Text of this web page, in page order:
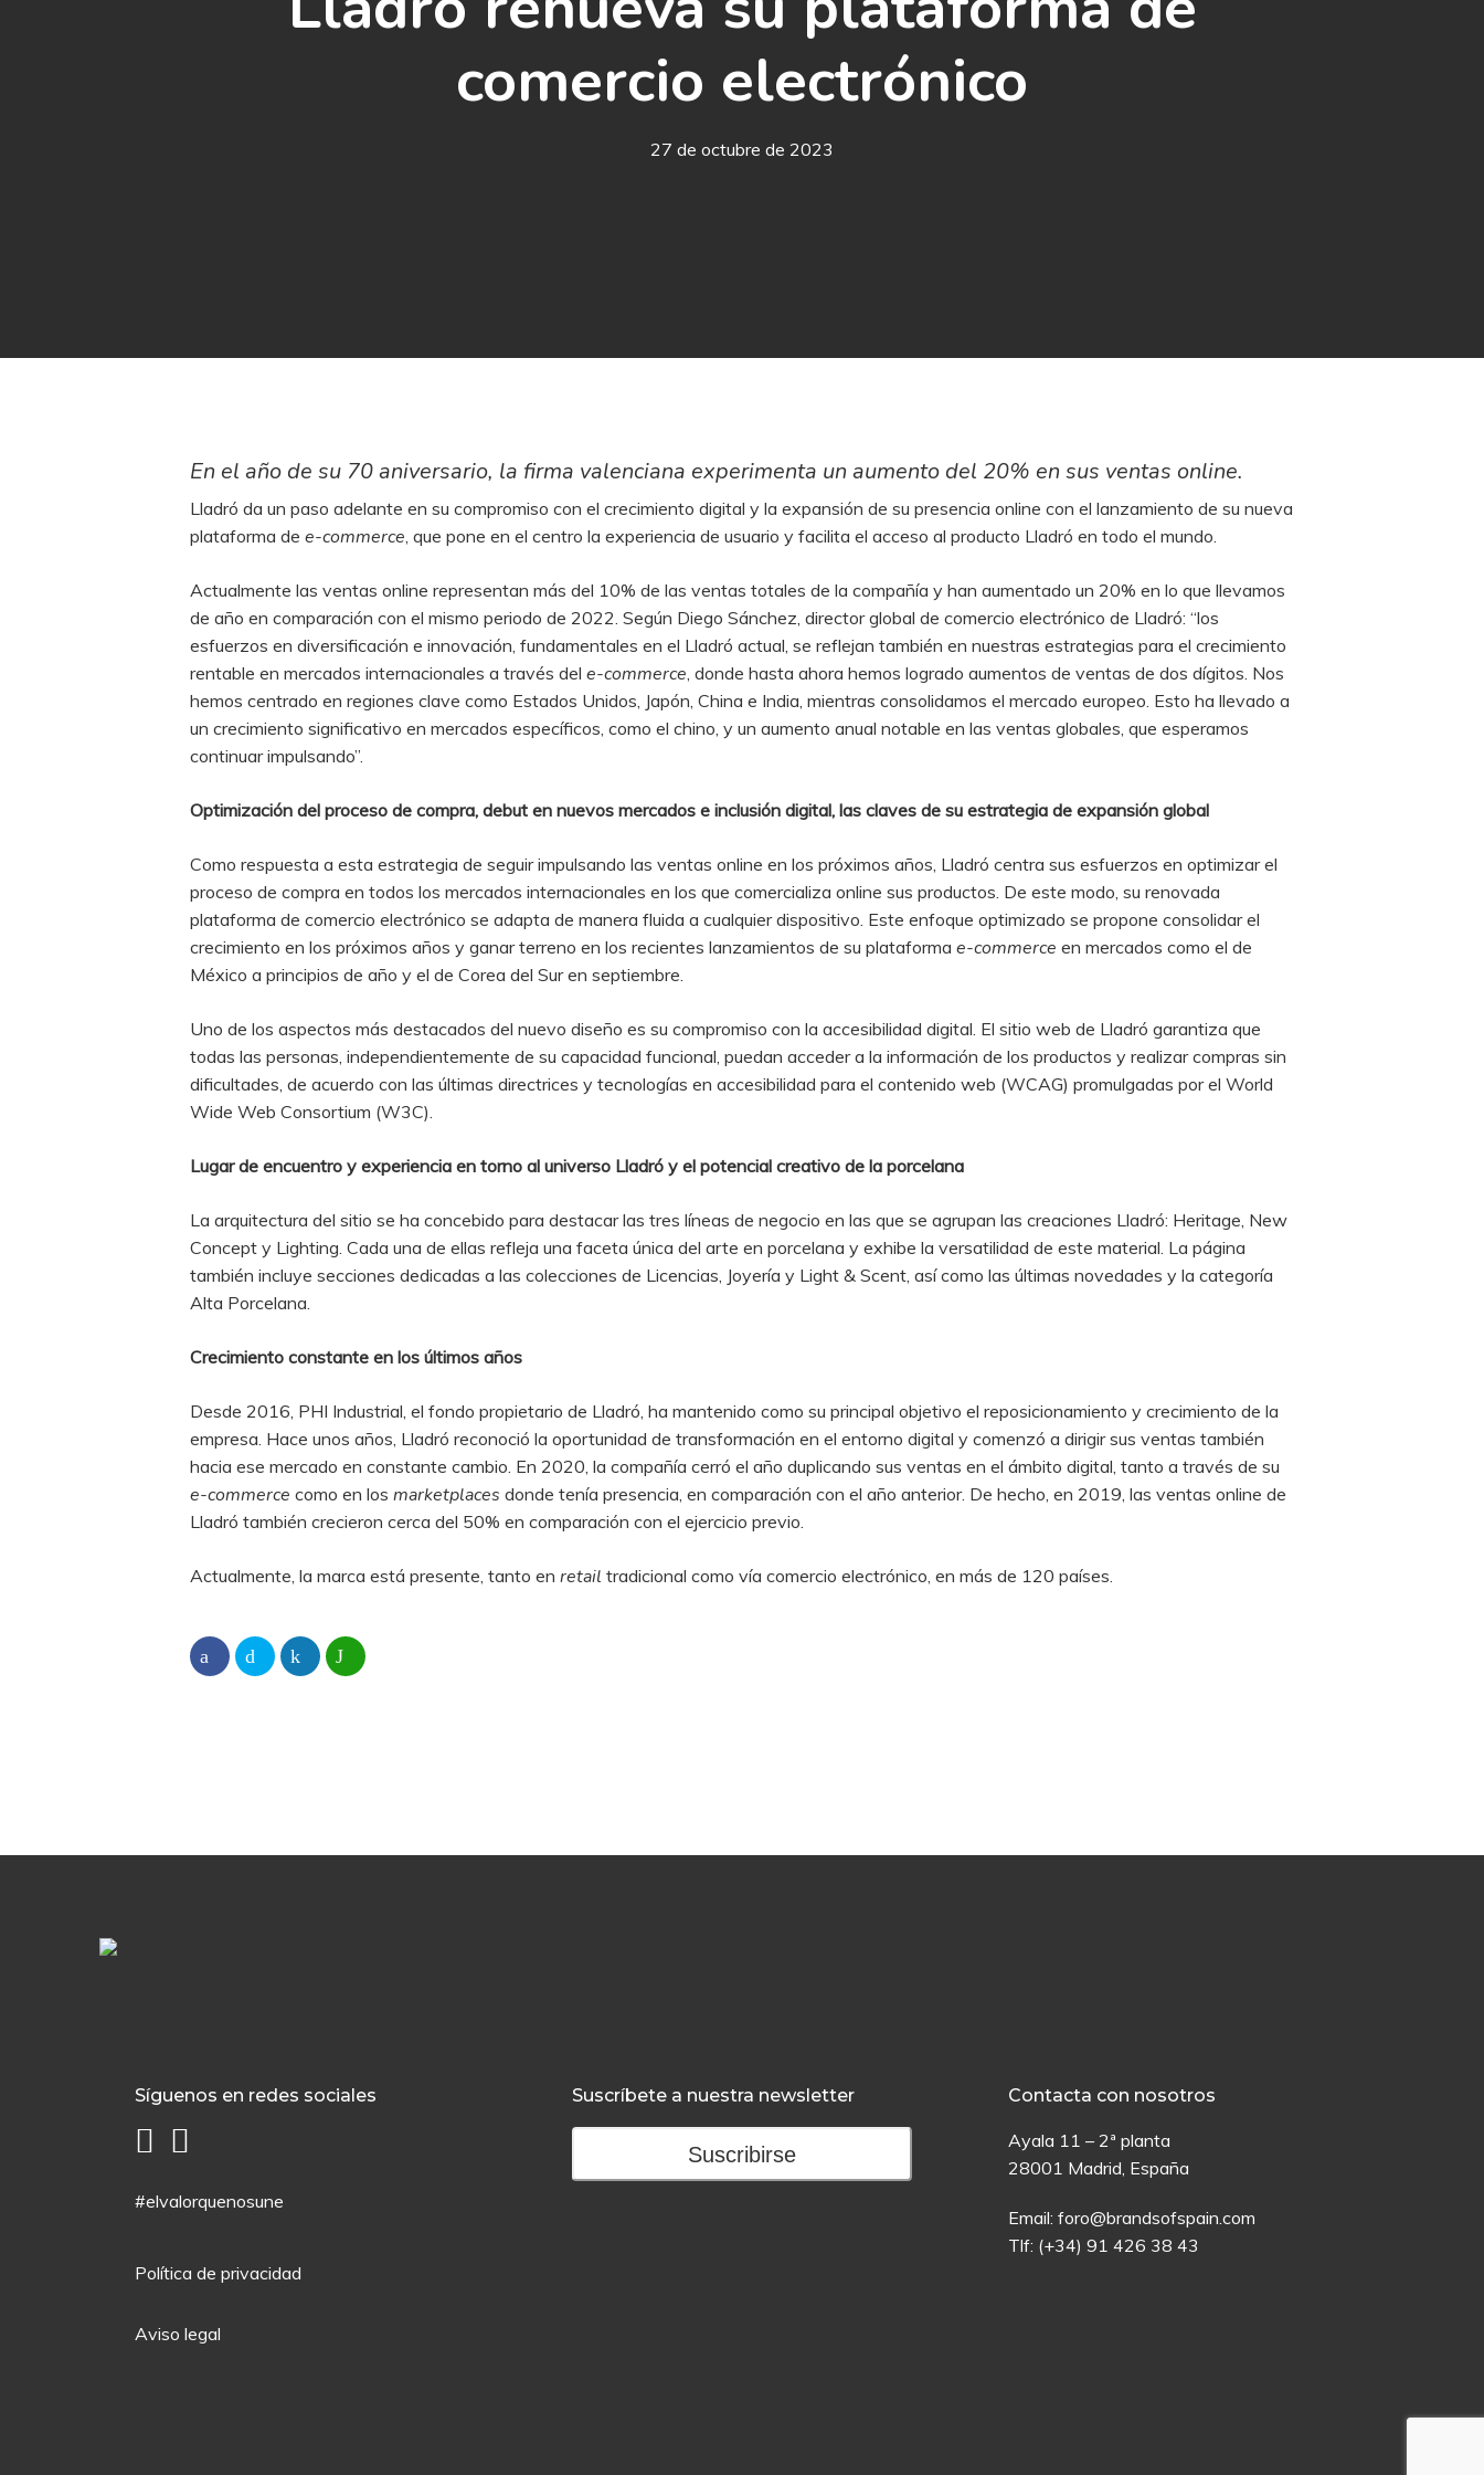
comercio electrónico
27 de octubre de 2023
En el año de su 70 aniversario, la firma valenciana experimenta un aumento del 20% en sus ventas online.
Lladró da un paso adelante en su compromiso con el crecimiento digital y la expansión de su presencia online con el lanzamiento de su nueva
plataforma de e-commerce, que pone en el centro la experiencia de usuario y facilita el acceso al producto Lladró en todo el mundo.
Actualmente las ventas online representan más del 10% de las ventas totales de la compañía y han aumentado un 20% en lo que llevamos
de año en comparación con el mismo periodo de 2022. Según Diego Sánchez, director global de comercio electrónico de Lladró: “los
esfuerzos en diversificación e innovación, fundamentales en el Lladró actual, se reflejan también en nuestras estrategias para el crecimiento
rentable en mercados internacionales a través del e-commerce, donde hasta ahora hemos logrado aumentos de ventas de dos dígitos. Nos
hemos centrado en regiones clave como Estados Unidos, Japón, China e India, mientras consolidamos el mercado europeo. Esto ha llevado a
un crecimiento significativo en mercados específicos, como el chino, y un aumento anual notable en las ventas globales, que esperamos
continuar impulsando”.
Optimización del proceso de compra, debut en nuevos mercados e inclusión digital, las claves de su estrategia de expansión global
Como respuesta a esta estrategia de seguir impulsando las ventas online en los próximos años, Lladró centra sus esfuerzos en optimizar el
proceso de compra en todos los mercados internacionales en los que comercializa online sus productos. De este modo, su renovada
plataforma de comercio electrónico se adapta de manera fluida a cualquier dispositivo. Este enfoque optimizado se propone consolidar el
crecimiento en los próximos años y ganar terreno en los recientes lanzamientos de su plataforma e-commerce en mercados como el de
México a principios de año y el de Corea del Sur en septiembre.
Uno de los aspectos más destacados del nuevo diseño es su compromiso con la accesibilidad digital. El sitio web de Lladró garantiza que
todas las personas, independientemente de su capacidad funcional, puedan acceder a la información de los productos y realizar compras sin
dificultades, de acuerdo con las últimas directrices y tecnologías en accesibilidad para el contenido web (WCAG) promulgadas por el World
Wide Web Consortium (W3C).
Lugar de encuentro y experiencia en torno al universo Lladró y el potencial creativo de la porcelana
La arquitectura del sitio se ha concebido para destacar las tres líneas de negocio en las que se agrupan las creaciones Lladró: Heritage, New
Concept y Lighting. Cada una de ellas refleja una faceta única del arte en porcelana y exhibe la versatilidad de este material. La página
también incluye secciones dedicadas a las colecciones de Licencias, Joyería y Light & Scent, así como las últimas novedades y la categoría
Alta Porcelana.
Crecimiento constante en los últimos años
Desde 2016, PHI Industrial, el fondo propietario de Lladró, ha mantenido como su principal objetivo el reposicionamiento y crecimiento de la
empresa. Hace unos años, Lladró reconoció la oportunidad de transformación en el entorno digital y comenzó a dirigir sus ventas también
hacia ese mercado en constante cambio. En 2020, la compañía cerró el año duplicando sus ventas en el ámbito digital, tanto a través de su
e-commerce como en los marketplaces donde tenía presencia, en comparación con el año anterior. De hecho, en 2019, las ventas online de
Lladró también crecieron cerca del 50% en comparación con el ejercicio previo.
Actualmente, la marca está presente, tanto en retail tradicional como vía comercio electrónico, en más de 120 países.
Síguenos en redes sociales
#elvalorquenosune
Política de privacidad
Aviso legal
Suscríbete a nuestra newsletter
Suscribirse
Contacta con nosotros
Ayala 11 – 2ª planta
28001 Madrid, España
Email:foro@brandsofspain.com
Tlf: (+34) 91 426 38 43